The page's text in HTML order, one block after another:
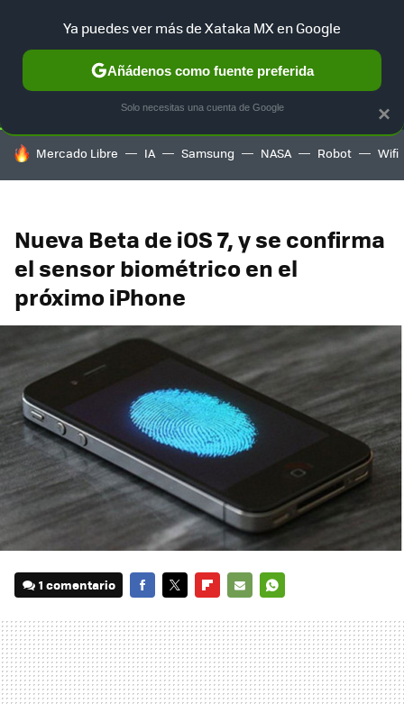
SELECCIÓN GAMING HOME AUTO TERRITORIO
HOY SE HABLA DE
Mercado Libre IA Samsung NASA Robot Wifi
Nueva Beta de iOS 7, y se confirma
el sensor biométrico en el
próximo iPhone
1 comentario
MAIL
×
Ya puedes ver más de Xataka MX en Google
Añádenos como fuente preferida
Solo necesitas una cuenta de Google